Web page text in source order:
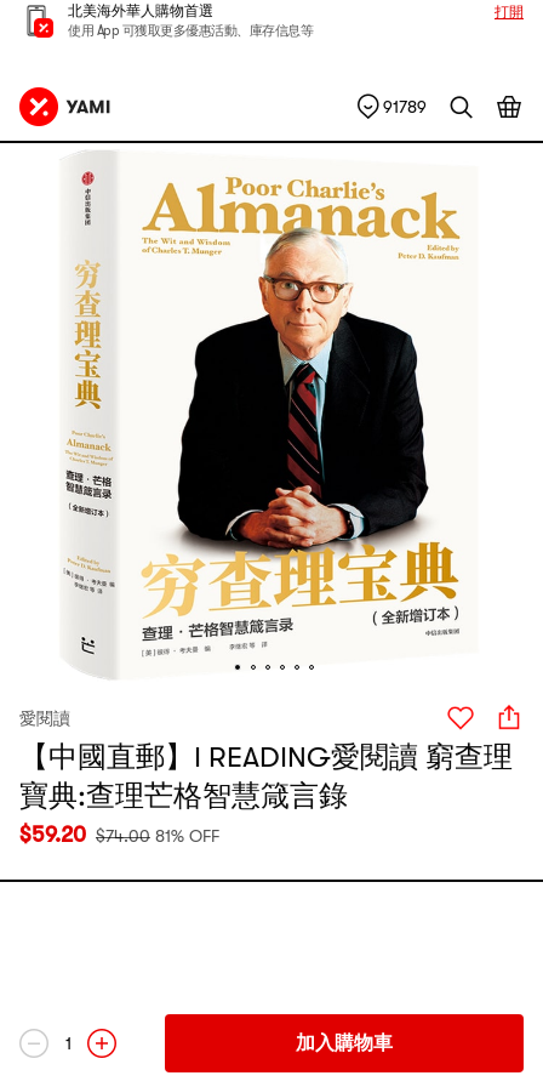
北美海外華人購物首選
使用 App 可獲取更多優惠活動、庫存信息等
打開
91789
愛閱讀
【中國直郵】I READING愛閱讀 窮查理
寶典:查理芒格智慧箴言錄
$59.20 $74.00 81% OFF
1 加入購物車